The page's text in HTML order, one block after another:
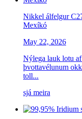
Nikkel álfelgur
Mexíkó
May 22, 2026
Nýlega lauk lotu
þvottavélunum
toll...
sjá meira